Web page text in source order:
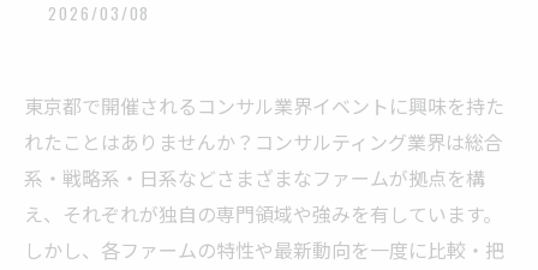
2026/03/08
東京都で開催されるコンサル業界イベントに興味を持た
れたことはありませんか？コンサルティング業界は総合
系・戦略系・日系などさまざまなファームが拠点を構
え、それぞれが独自の専門領域や強みを有しています。
しかし、各ファームの特性や最新動向を一度に比較・把